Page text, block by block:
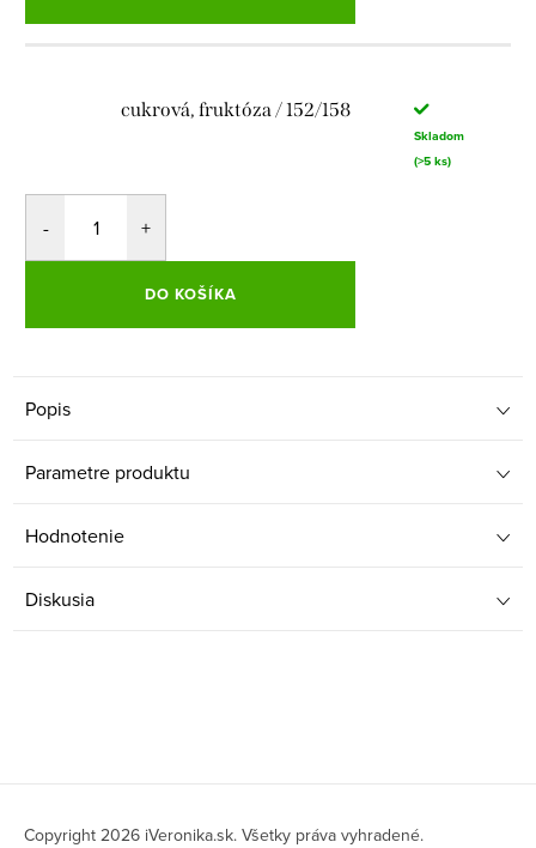
cukrová, fruktóza / 152/158
Skladom
(>5 ks)
DO KOŠÍKA
Popis
Parametre produktu
Hodnotenie
Diskusia
Copyright 2026 iVeronika.sk. Všetky práva vyhradené.